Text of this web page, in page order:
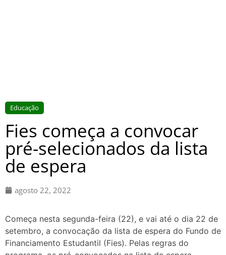
Educação
Fies começa a convocar
pré-selecionados da lista
de espera
agosto 22, 2022
Começa nesta segunda-feira (22), e vai até o dia 22 de
setembro, a convocação da lista de espera do Fundo de
Financiamento Estudantil (Fies). Pelas regras do